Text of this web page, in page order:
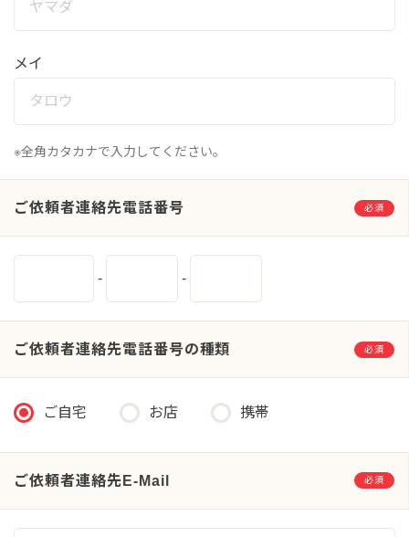
メイ
※全角カタカナで入力してください。
ご依頼者連絡先電話番号 必須
- -
ご依頼者連絡先電話番号の種類 必須
ご自宅 お店 携帯
ご依頼者連絡先E-Mail 必須